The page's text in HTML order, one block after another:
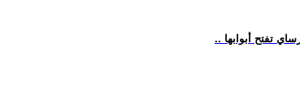
تفتح أبوابها